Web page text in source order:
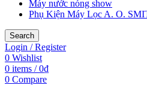
Máy nước nóng show
Phụ Kiện Máy Lọc A. O.
Search
Login / Register
0 Wishlist
0 items / 0₫
0 Compare